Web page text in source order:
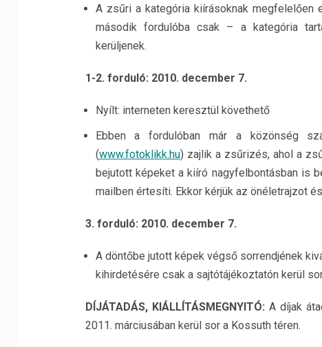
A zsűri a kategória kiírásoknak megfelelően
második fordulóba csak – a kategória
kerüljenek.
1-2. forduló: 2010. december 7.
Nyílt: interneten keresztül követhető
Ebben a fordulóban már a közönség
(www.fotoklikk.hu) zajlik a zsűrizés, ahol a
bejutott képeket a kiíró nagyfelbontásban is
mailben értesíti. Ekkor kérjük az önéletrajzot
3. forduló: 2010. december 7.
A döntőbe jutott képek végső sorrendjének
kihirdetésére csak a sajtótájékoztatón kerül
DÍJÁTADÁS, KIÁLLÍTÁSMEGNYITÓ: A díjak
2011. márciusában kerül sor a Kossuth téren.